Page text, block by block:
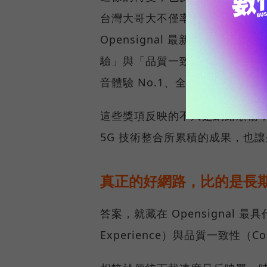
台灣大哥大不僅率先奪下「 4G
Opensignal 最新公布的台灣行
驗」與「品質一致性」No.1 雙
音體驗 No.1、全台 5G 語音體
這些獎項反映的不只是網路順暢
5G 技術整合所累積的成果，也
真正的好網路，比的是長
答案，就藏在 Opensignal 最
Experience）與品質一致性（